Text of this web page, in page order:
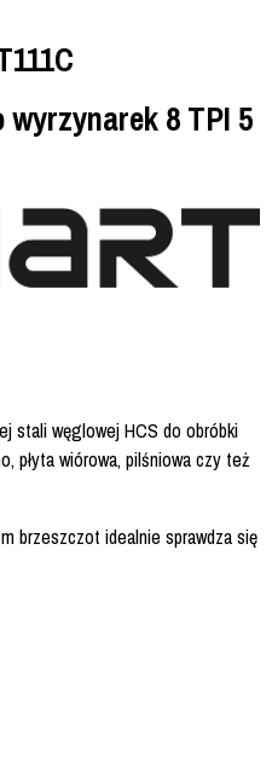
8 TPI 5
stali węglowej HCS do obróbki
płyta wiórowa, pilśniowa czy też
brzeszczot idealnie sprawdza się